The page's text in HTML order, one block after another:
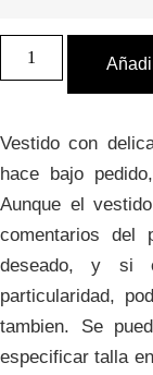
Vestido
Paula
evento
Vestido con
hace bajo
Aunque el
comentarios del
deseado, y si
particularidad,
tambien. Se
especificar talla